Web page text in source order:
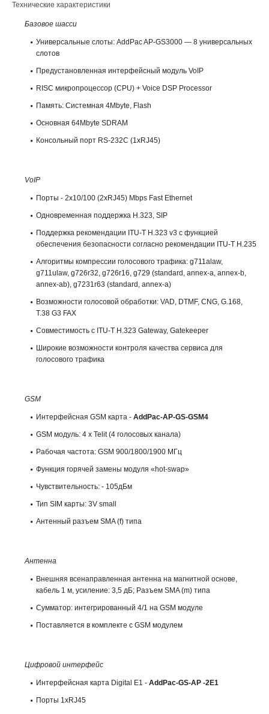
Технические характеристики
Базовое шасси
Универсальные слоты: AddPac AP-GS3000 — 8 универсальных
слотов
Предустановленная интерфейсный модуль VoIP
RISC микропроцессор (CPU) + Voice DSP Processor
Память: Системная 4Mbyte, Flash
Основная 64Mbyte SDRAM
Консольный порт RS-232C (1xRJ45)
VoIP
Порты - 2x10/100 (2xRJ45) Mbps Fast Ethernet
Одновременная поддержка H.323, SIP
Поддержка рекомендации ITU-T H.323 v3 с функцией
обеспечения безопасности согласно рекомендации ITU-T H.235
Алгоритмы компрессии голосового трафика: g711alaw,
g711ulaw, g726r32, g726r16, g729 (standard, annex-a, annex-b,
annex-ab), g7231r63 (standard, annex-a)
Возможности голосовой обработки: VAD, DTMF, CNG, G.168,
T.38 G3 FAX
Совместимость с ITU-T H.323 Gateway, Gatekeeper
Широкие возможности контроля качества сервиса для
голосового трафика
GSM
Интерфейсная GSM карта - AddPac-AP-GS-GSM4
GSM модуль: 4 х Telit (4 голосовых канала)
Рабочая частота: GSM 900/1800/1900 МГц
Функция горячей замены модуля «hot-swap»
Чувствительность: - 105дБм
Тип SIM карты: 3V small
Антенный разъем SMA (f) типа
Антенна
Внешняя всенаправленная антенна на магнитной основе,
кабель 1 м, усиление: 3,5 дБ; Разъем SMA (m) типа
Сумматор: интегрированный 4/1 на GSM модуле
Поставляется в комплекте с GSM модулем
Цифровой интерфейс
Интерфейсная карта Digital E1 - AddPac-GS-AP -2E1
Порты 1xRJ45